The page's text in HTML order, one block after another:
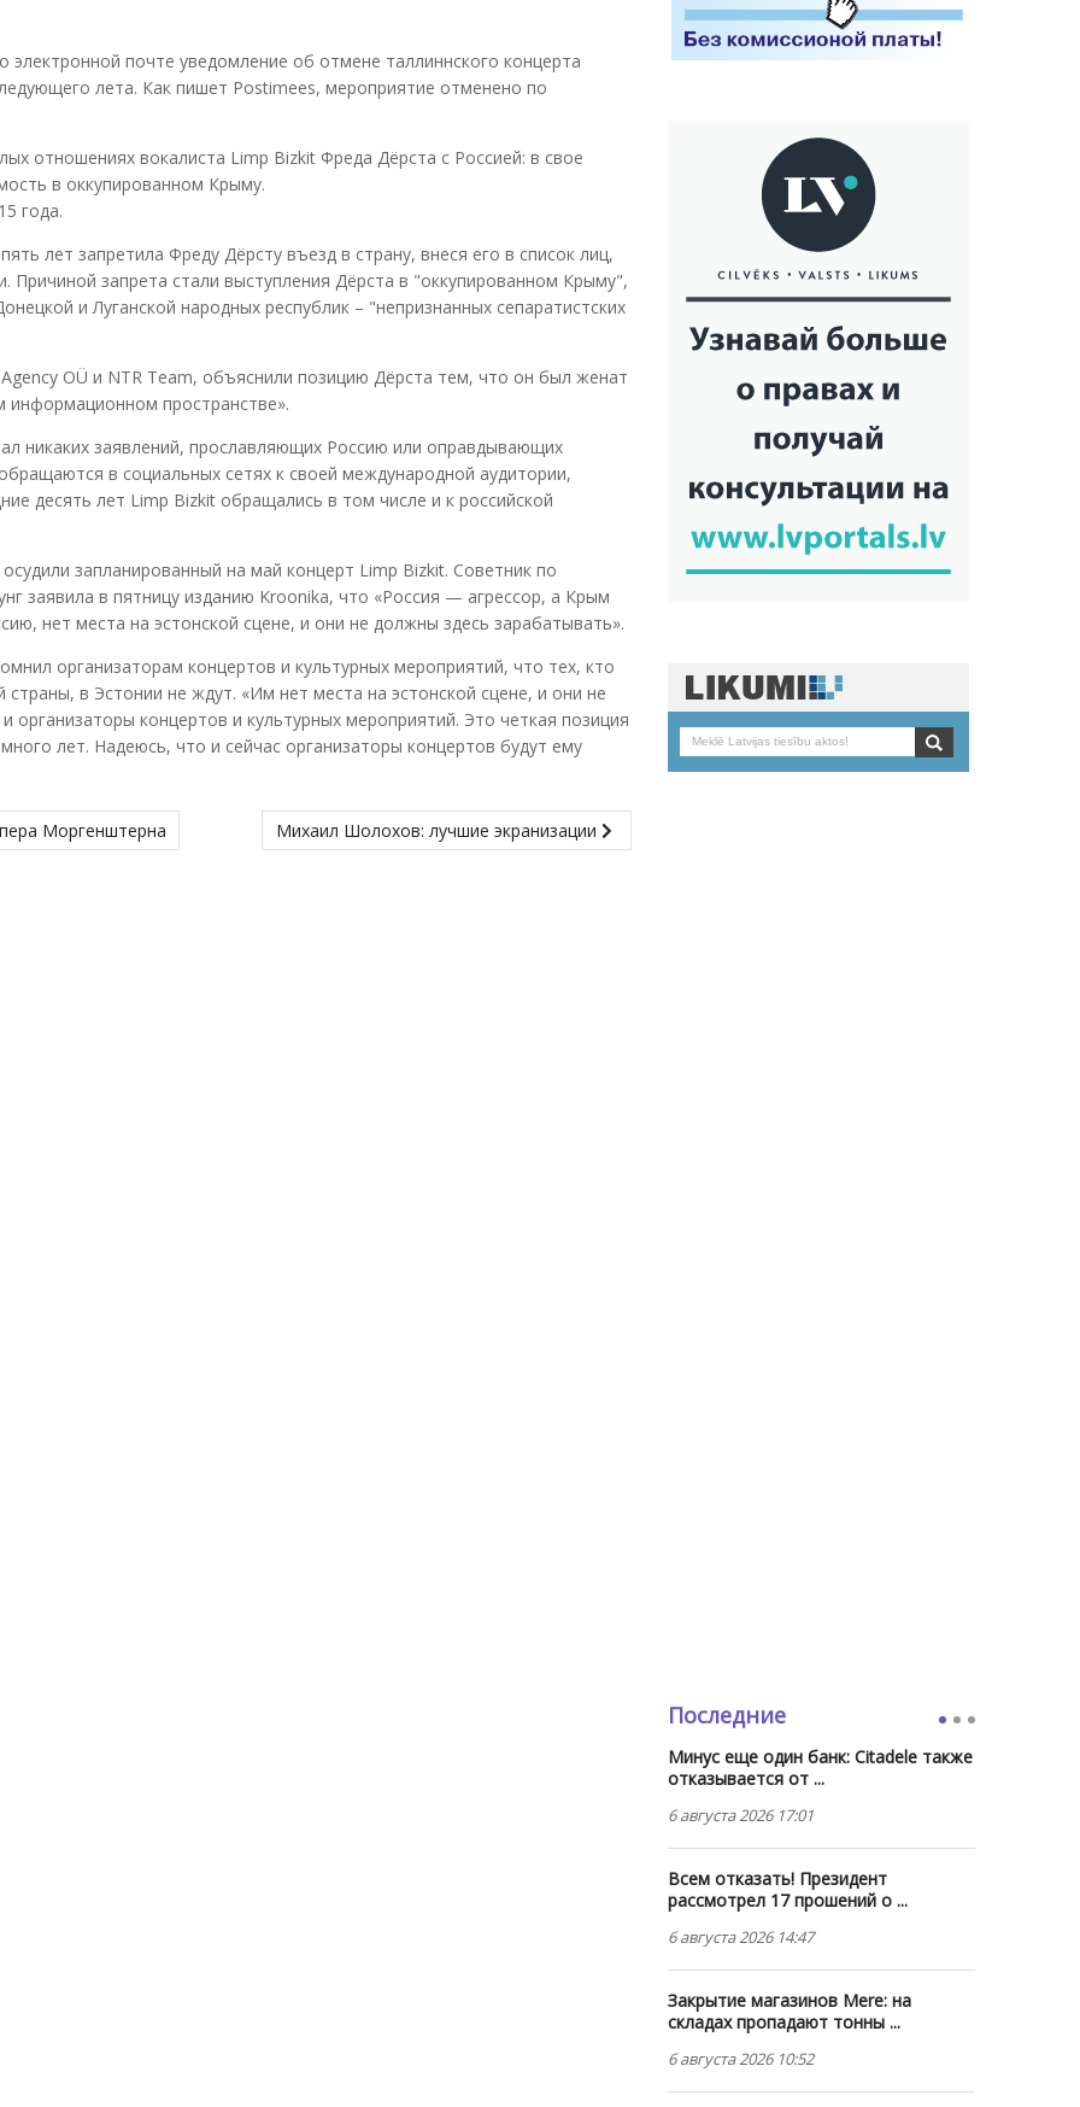
электронной почте уведомление об отмене таллиннского концерта
лета. Как пишет Postimees, мероприятие отменено по
отношениях вокалиста Limp Bizkit Фреда Дёрста с Россией: в свое
в оккупированном Крыму.
года.
лет запретила Фреду Дёрсту въезд в страну, внеся его в список лиц,
Причиной запрета стали выступления Дёрста в "оккупированном Крыму",
и Луганской народных республик – "непризнанных сепаратистских
OÜ и NTR Team, объяснили позицию Дёрста тем, что он был женат
информационном пространстве».
никаких заявлений, прославляющих Россию или оправдывающих
в социальных сетях к своей международной аудитории,
десять лет Limp Bizkit обращались в том числе и к российской
запланированный на май концерт Limp Bizkit. Советник по
заявила в пятницу изданию Kroonika, что «Россия — агрессор, а Крым
нет места на эстонской сцене, и они не должны здесь зарабатывать».
организаторам концертов и культурных мероприятий, что тех, кто
в Эстонии не ждут. «Им нет места на эстонской сцене, и они не
концертов и культурных мероприятий. Это четкая позиция
лет. Надеюсь, что и сейчас организаторы концертов будут ему
Моргенштерна Михаил Шолохов: лучшие экранизации
Последние
Минус еще один банк: Citadele также
отказывается от ...
6 августа 2026 17:01
Всем отказать! Президент
рассмотрел 17 прошений о ...
6 августа 2026 14:47
Закрытие магазинов Mere: на
складах пропадают тонны ...
6 августа 2026 10:52